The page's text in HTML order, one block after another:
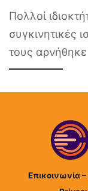
Πολλοί
συγκινητικές
τους
Επικοινωνία